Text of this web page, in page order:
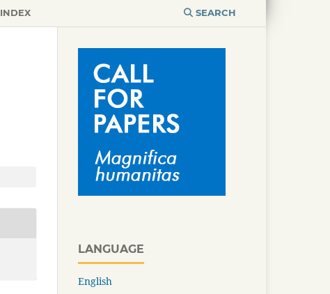
INDEX SEARCH
LANGUAGE
English